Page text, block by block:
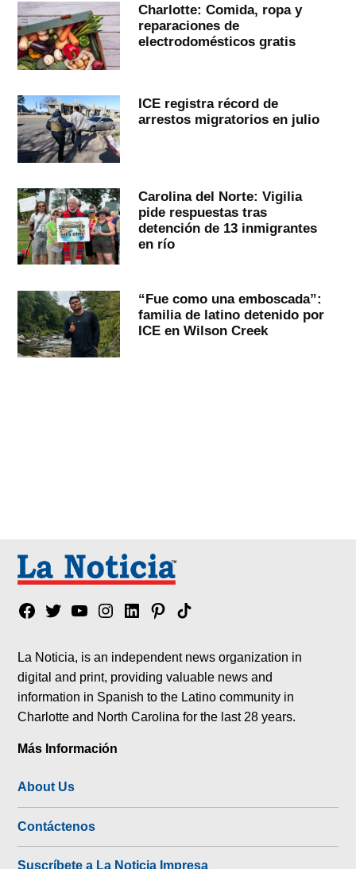
Charlotte: Comida, ropa y
reparaciones de
electrodomésticos gratis
ICE registra récord de
arrestos migratorios en julio
Carolina del Norte: Vigilia
pide respuestas tras
detención de 13 inmigrantes
en río
“Fue como una emboscada”:
familia de latino detenido por
ICE en Wilson Creek
Facebook
TwitterYouTubeInstagram
LinkedinPinterest
Tik
La Noticia, is an independent news organization in
digital and print, providing valuable news and
information in Spanish to the Latino community in
Charlotte and North Carolina for the last 28 years.
Más Información
About Us
Contáctenos
Suscríbete a La Noticia Impresa